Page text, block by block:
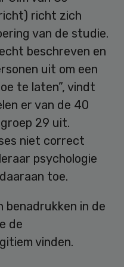
richt zich
van de studie.
beschreven en
uit om een
te laten”, vindt
er van de 40
29 uit.
niet correct
psychologie
toe.
benadrukken in de
de
vinden.